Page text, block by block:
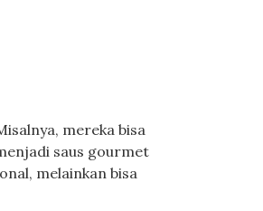
mereka bisa
saus gourmet
melainkan bisa